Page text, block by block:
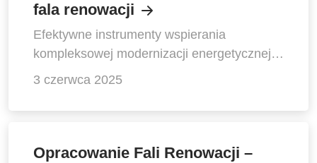
fala renowacji
Efektywne instrumenty wspierania
kompleksowej modernizacji energetycznej
budynków w Polsce
3 czerwca 2025
Opracowanie Fali Renowacji –